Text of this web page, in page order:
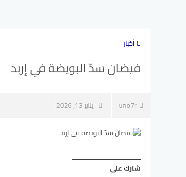
أخبار
فيضان سدّ البويضة في إربد
uno7r يناير 13, 2026
شارك على